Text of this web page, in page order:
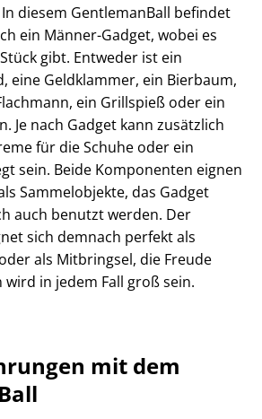
diesem GentlemanBall befindet
ein Männer-Gadget, wobei es
gibt. Entweder ist ein
eine Geldklammer, ein Bierbaum,
ein Grillspieß oder ein
Je nach Gadget kann zusätzlich
für die Schuhe oder ein
sein. Beide Komponenten eignen
Sammelobjekte, das Gadget
auch benutzt werden. Der
sich demnach perfekt als
als Mitbringsel, die Freude
wird in jedem Fall groß sein.
mit dem